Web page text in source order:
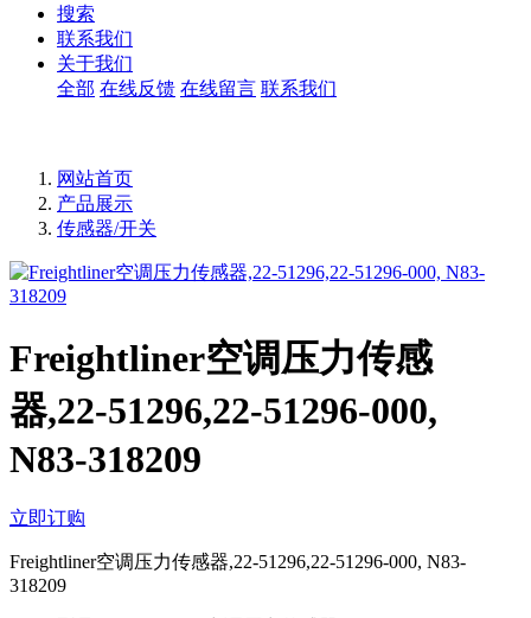
搜索
联系我们
关于我们
全部 在线反馈 在线留言 联系我们
网站首页
产品展示
传感器/开关
Freightliner空调压力传感
器,22-51296,22-51296-000,
N83-318209
立即订购
Freightliner空调压力传感器,22-51296,22-51296-000, N83-
318209